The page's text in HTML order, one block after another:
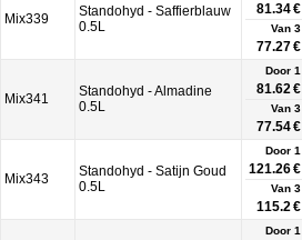
Mix339
Standohyd - Saffierblauw
0.5L
81.34 €
Van 3
77.27 €
Mix341
Standohyd - Almadine
0.5L
Door 1
81.62 €
Van 3
77.54 €
Mix343
Standohyd - Satijn Goud
0.5L
Door 1
121.26 €
Van 3
115.2 €
Door 1